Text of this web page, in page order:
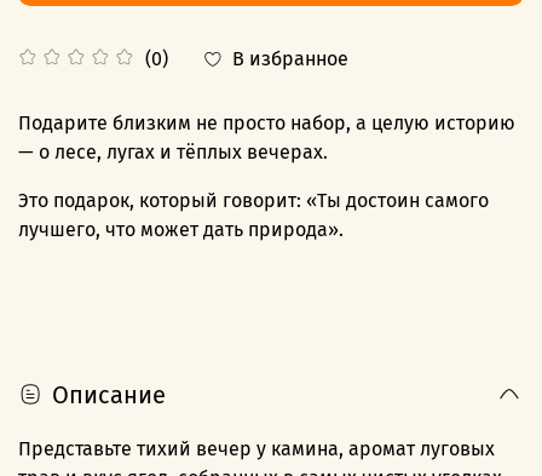
(0) В избранное
Подарите близким не просто набор, а целую историю
— о лесе, лугах и тёплых вечерах.
Это подарок, который говорит: «Ты достоин самого
лучшего, что может дать природа».
Описание
Представьте тихий вечер у камина, аромат луговых